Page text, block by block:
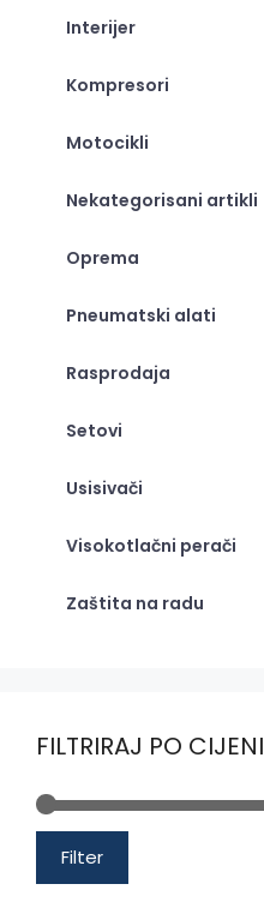
Interijer
Kompresori
Motocikli
Nekategorisani artikli
Oprema
Pneumatski alati
Rasprodaja
Setovi
Usisivači
Visokotlačni perači
Zaštita na radu
FILTRIRAJ PO CIJENI
Filter